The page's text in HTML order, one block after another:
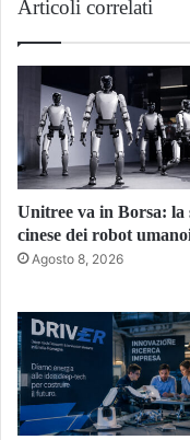
Articoli correlati
Unitree va in Borsa: la
cinese dei robot
Agosto 8, 2026